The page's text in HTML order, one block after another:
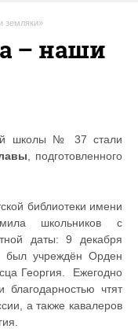
земляки»
– наши
школы № 37 стали
, подготовленного
библиотеки имени
школьников с
даты: 9 декабря
был учреждён Орден
Георгия. Ежегодно
чтят
а также кавалеров